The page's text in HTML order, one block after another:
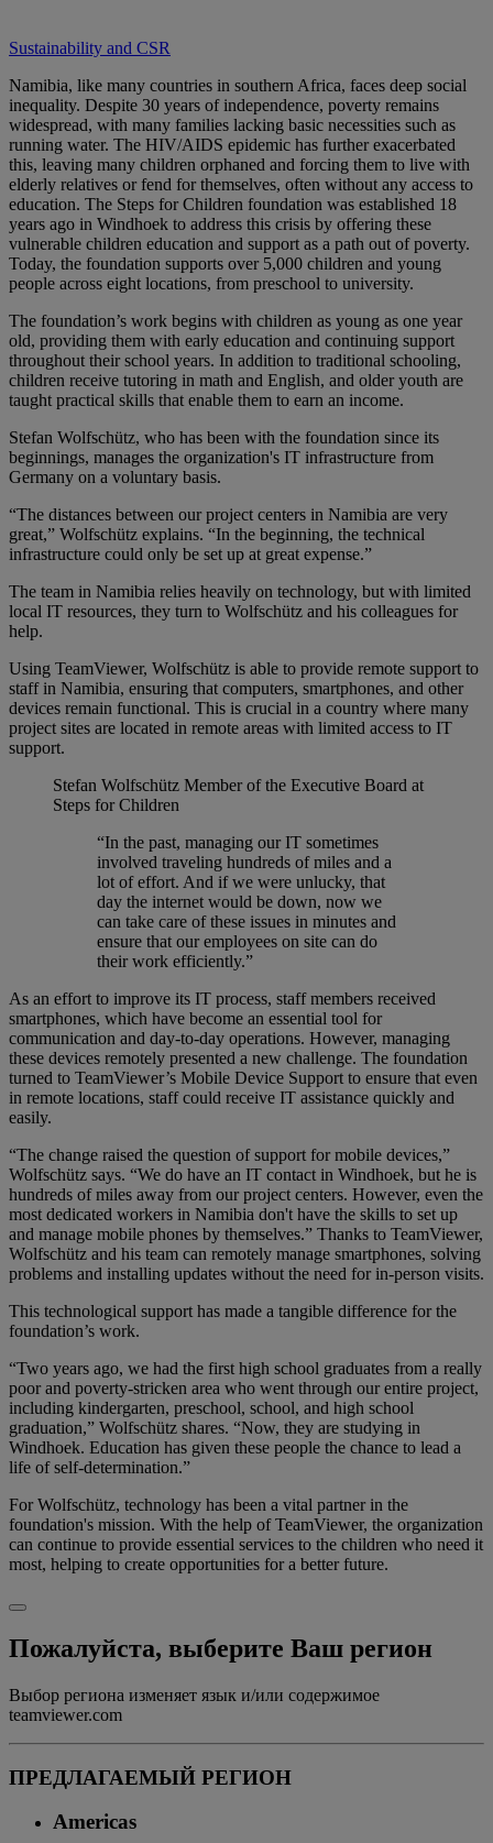
Sustainability and CSR
Namibia, like many countries in southern Africa, faces deep social
inequality. Despite 30 years of independence, poverty remains
widespread, with many families lacking basic necessities such as
running water. The HIV/AIDS epidemic has further exacerbated
this, leaving many children orphaned and forcing them to live with
elderly relatives or fend for themselves, often without any access to
education. The Steps for Children foundation was established 18
years ago in Windhoek to address this crisis by offering these
vulnerable children education and support as a path out of poverty.
Today, the foundation supports over 5,000 children and young
people across eight locations, from preschool to university.
The foundation’s work begins with children as young as one year
old, providing them with early education and continuing support
throughout their school years. In addition to traditional schooling,
children receive tutoring in math and English, and older youth are
taught practical skills that enable them to earn an income.
Stefan Wolfschütz, who has been with the foundation since its
beginnings, manages the organization's IT infrastructure from
Germany on a voluntary basis.
“The distances between our project centers in Namibia are very
great,” Wolfschütz explains. “In the beginning, the technical
infrastructure could only be set up at great expense.”
The team in Namibia relies heavily on technology, but with limited
local IT resources, they turn to Wolfschütz and his colleagues for
help.
Using TeamViewer, Wolfschütz is able to provide remote support to
staff in Namibia, ensuring that computers, smartphones, and other
devices remain functional. This is crucial in a country where many
project sites are located in remote areas with limited access to IT
support.
Stefan Wolfschütz Member of the Executive Board at
Steps for Children
“In the past, managing our IT sometimes
involved traveling hundreds of miles and a
lot of effort. And if we were unlucky, that
day the internet would be down, now we
can take care of these issues in minutes and
ensure that our employees on site can do
their work efficiently.”
As an effort to improve its IT process, staff members received
smartphones, which have become an essential tool for
communication and day-to-day operations. However, managing
these devices remotely presented a new challenge. The foundation
turned to TeamViewer’s Mobile Device Support to ensure that even
in remote locations, staff could receive IT assistance quickly and
easily.
“The change raised the question of support for mobile devices,”
Wolfschütz says. “We do have an IT contact in Windhoek, but he is
hundreds of miles away from our project centers. However, even the
most dedicated workers in Namibia don't have the skills to set up
and manage mobile phones by themselves.” Thanks to TeamViewer,
Wolfschütz and his team can remotely manage smartphones, solving
problems and installing updates without the need for in-person visits.
This technological support has made a tangible difference for the
foundation’s work.
“Two years ago, we had the first high school graduates from a really
poor and poverty-stricken area who went through our entire project,
including kindergarten, preschool, school, and high school
graduation,” Wolfschütz shares. “Now, they are studying in
Windhoek. Education has given these people the chance to lead a
life of self-determination.”
For Wolfschütz, technology has been a vital partner in the
foundation's mission. With the help of TeamViewer, the organization
can continue to provide essential services to the children who need it
most, helping to create opportunities for a better future.
Пожалуйста, выберите Ваш регион
Выбор региона изменяет язык и/или содержимое
teamviewer.com
ПРЕДЛАГАЕМЫЙ РЕГИОН
Americas